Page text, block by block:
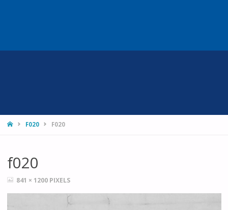
HOMEF020 F020
f020
FULL841 × 1200 PIXELS